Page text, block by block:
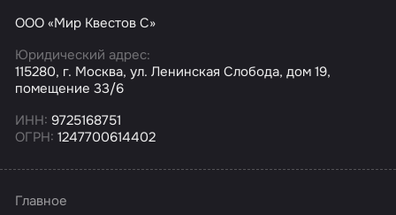
ООО «Мир Квестов С»
Юридический адрес:
115280, г. Москва, ул. Ленинская Слобода, дом 19,
помещение 33/6
ИНН: 9725168751
ОГРН: 1247700614402
Главное